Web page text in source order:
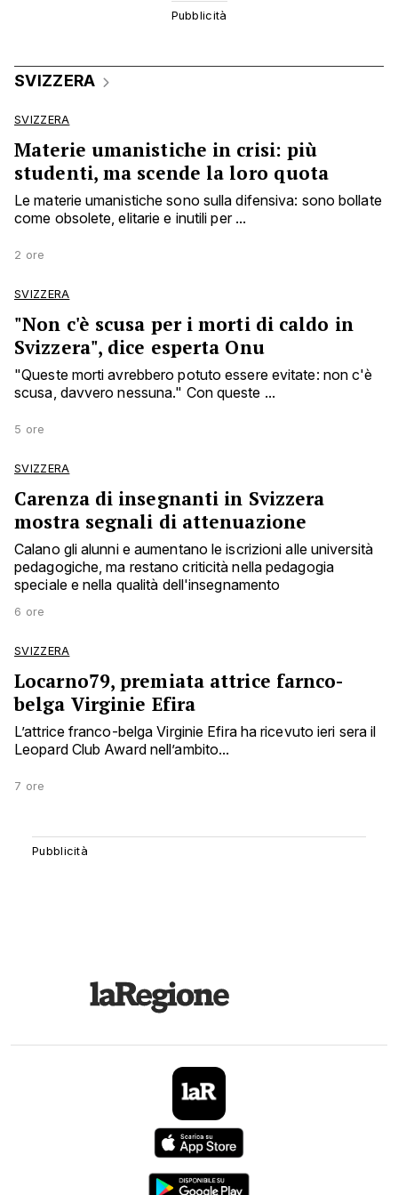
SVIZZERA
SVIZZERA
Materie umanistiche in crisi: più
studenti, ma scende la loro quota
Le materie umanistiche sono sulla difensiva: sono bollate
come obsolete, elitarie e inutili per ...
2 ore
SVIZZERA
"Non c'è scusa per i morti di caldo in
Svizzera", dice esperta Onu
"Queste morti avrebbero potuto essere evitate: non c'è
scusa, davvero nessuna." Con queste ...
5 ore
SVIZZERA
Carenza di insegnanti in Svizzera
mostra segnali di attenuazione
Calano gli alunni e aumentano le iscrizioni alle università
pedagogiche, ma restano criticità nella pedagogia
speciale e nella qualità dell'insegnamento
6 ore
SVIZZERA
Locarno79, premiata attrice farnco-
belga Virginie Efira
L’attrice franco-belga Virginie Efira ha ricevuto ieri sera il
Leopard Club Award nell’ambito...
7 ore